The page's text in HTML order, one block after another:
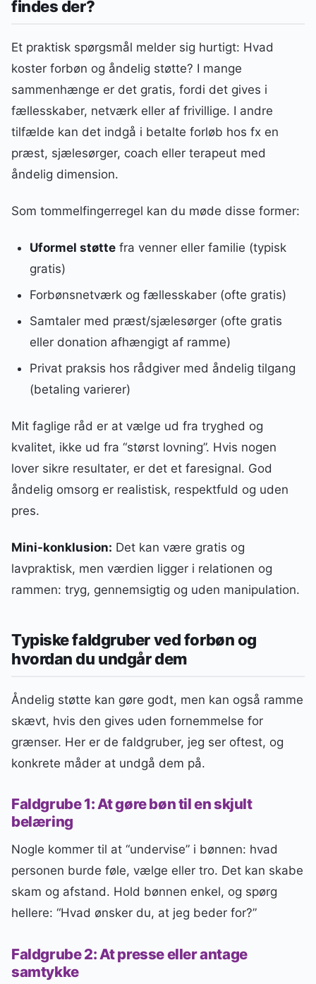
findes der?
Et praktisk spørgsmål melder sig hurtigt: Hvad
koster forbøn og åndelig støtte? I mange
sammenhænge er det gratis, fordi det gives i
fællesskaber, netværk eller af frivillige. I andre
tilfælde kan det indgå i betalte forløb hos fx en
præst, sjælesørger, coach eller terapeut med
åndelig dimension.
Som tommelfingerregel kan du møde disse former:
Uformel støttefra venner eller familie (typisk
gratis)
Forbønsnetværk og fællesskaber (ofte gratis)
Samtaler med præst/sjælesørger (ofte gratis
eller donation afhængigt af ramme)
Privat praksis hos rådgiver med åndelig tilgang
(betaling varierer)
Mit faglige råd er at vælge ud fra tryghed og
kvalitet, ikke ud fra “størst lovning”. Hvis nogen
lover sikre resultater, er det et faresignal. God
åndelig omsorg er realistisk, respektfuld og uden
pres.
Mini-konklusion: Det kan være gratis og
lavpraktisk, men værdien ligger i relationen og
rammen: tryg, gennemsigtig og uden manipulation.
Typiske faldgruber ved forbøn og
hvordan du undgår dem
Åndelig støtte kan gøre godt, men kan også ramme
skævt, hvis den gives uden fornemmelse for
grænser. Her er de faldgruber, jeg ser oftest, og
konkrete måder at undgå dem på.
Faldgrube 1: At gøre bøn til en skjult
belæring
Nogle kommer til at “undervise” i bønnen: hvad
personen burde føle, vælge eller tro. Det kan skabe
skam og afstand. Hold bønnen enkel, og spørg
hellere: “Hvad ønsker du, at jeg beder for?”
Faldgrube 2: At presse eller antage
samtykke